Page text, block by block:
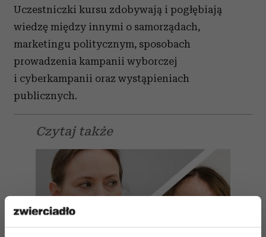
Uczestniczki kursu zdobywają i pogłębiają
wiedzę między innymi o samorządach,
marketingu politycznym, sposobach
prowadzenia kampanii wyborczej
i cyberkampanii oraz wystąpieniach
publicznych.
Czytaj także